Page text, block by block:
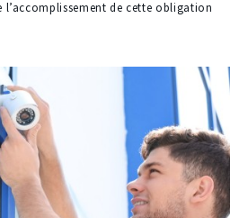
l’accomplissement de cette obligation